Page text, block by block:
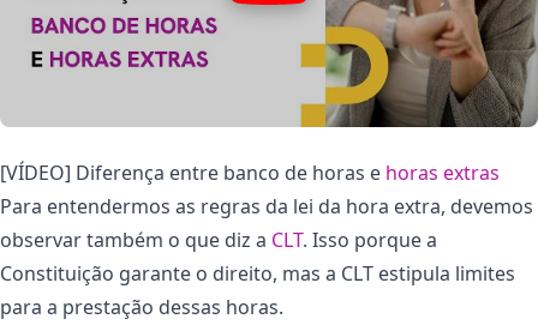
[VÍDEO] Diferença entre banco de horas e horas extras
Para entendermos as regras da lei da hora extra, devemos
observar também o que diz a CLT. Isso porque a
Constituição garante o direito, mas a CLT estipula limites
para a prestação dessas horas.